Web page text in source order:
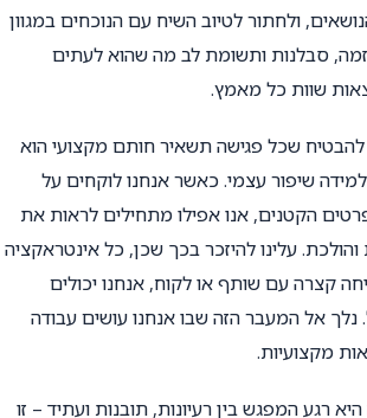
ולחתור לטיוב השיח עם הנוכחים במגוון
סבלנות ותשומת לב מה שהוא לעתים
שוות כל מאמץ.
שכל פגישה תשאיר חותם מקצועי הוא
שיפור עצמי. כאשר אנחנו לוקחים על
הקטנים, אנו אפילו מתחילים לראות את
עלינו להיזכר בכך שכן, כל אינטראקציה
קצרה עם שותף או לקוח, אנחנו יכולים
אל המעבר הזה שבו אנחנו עושים עבודה
מקצועיות.
רגע המפגש בין רעיונות, תובנות ועתיד – זו